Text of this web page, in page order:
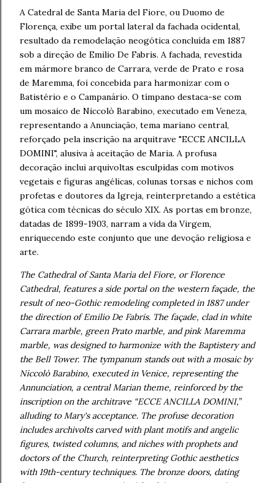
A Catedral de Santa Maria del Fiore, ou Duomo de
Florença, exibe um portal lateral da fachada ocidental,
resultado da remodelação neogótica concluída em 1887
sob a direção de Emilio De Fabris. A fachada, revestida
em mármore branco de Carrara, verde de Prato e rosa
de Maremma, foi concebida para harmonizar com o
Batistério e o Campanário. O tímpano destaca-se com
um mosaico de Niccolò Barabino, executado em Veneza,
representando a Anunciação, tema mariano central,
reforçado pela inscrição na arquitrave "ECCE ANCILLA
DOMINI", alusiva à aceitação de Maria. A profusa
decoração inclui arquivoltas esculpidas com motivos
vegetais e figuras angélicas, colunas torsas e nichos com
profetas e doutores da Igreja, reinterpretando a estética
gótica com técnicas do século XIX. As portas em bronze,
datadas de 1899-1903, narram a vida da Virgem,
enriquecendo este conjunto que une devoção religiosa e
arte.
The Cathedral of Santa Maria del Fiore, or Florence
Cathedral, features a side portal on the western façade, the
result of neo-Gothic remodeling completed in 1887 under
the direction of Emilio De Fabris. The façade, clad in white
Carrara marble, green Prato marble, and pink Maremma
marble, was designed to harmonize with the Baptistery and
the Bell Tower. The tympanum stands out with a mosaic by
Niccolò Barabino, executed in Venice, representing the
Annunciation, a central Marian theme, reinforced by the
inscription on the architrave “ECCE ANCILLA DOMINI,”
alluding to Mary's acceptance. The profuse decoration
includes archivolts carved with plant motifs and angelic
figures, twisted columns, and niches with prophets and
doctors of the Church, reinterpreting Gothic aesthetics
with 19th-century techniques. The bronze doors, dating